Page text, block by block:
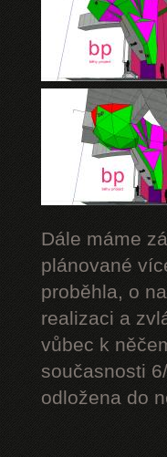
Dále máme
plánované
proběhla, o
realizaci a
vůbec k
současnosti
odložena do